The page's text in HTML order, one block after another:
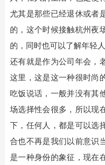
尤其是那些已经退休或者
的，这个时候接触杭州夜
的，同时也可以了解年轻人
还有就是作为公司年会，
这里，这是这一种很时尚
吃饭说话，一般并没有其
场选择性会很多，所以现
下，任何人，都是可以选
合也不再是我们以前意识
是一种身份的象征，现在